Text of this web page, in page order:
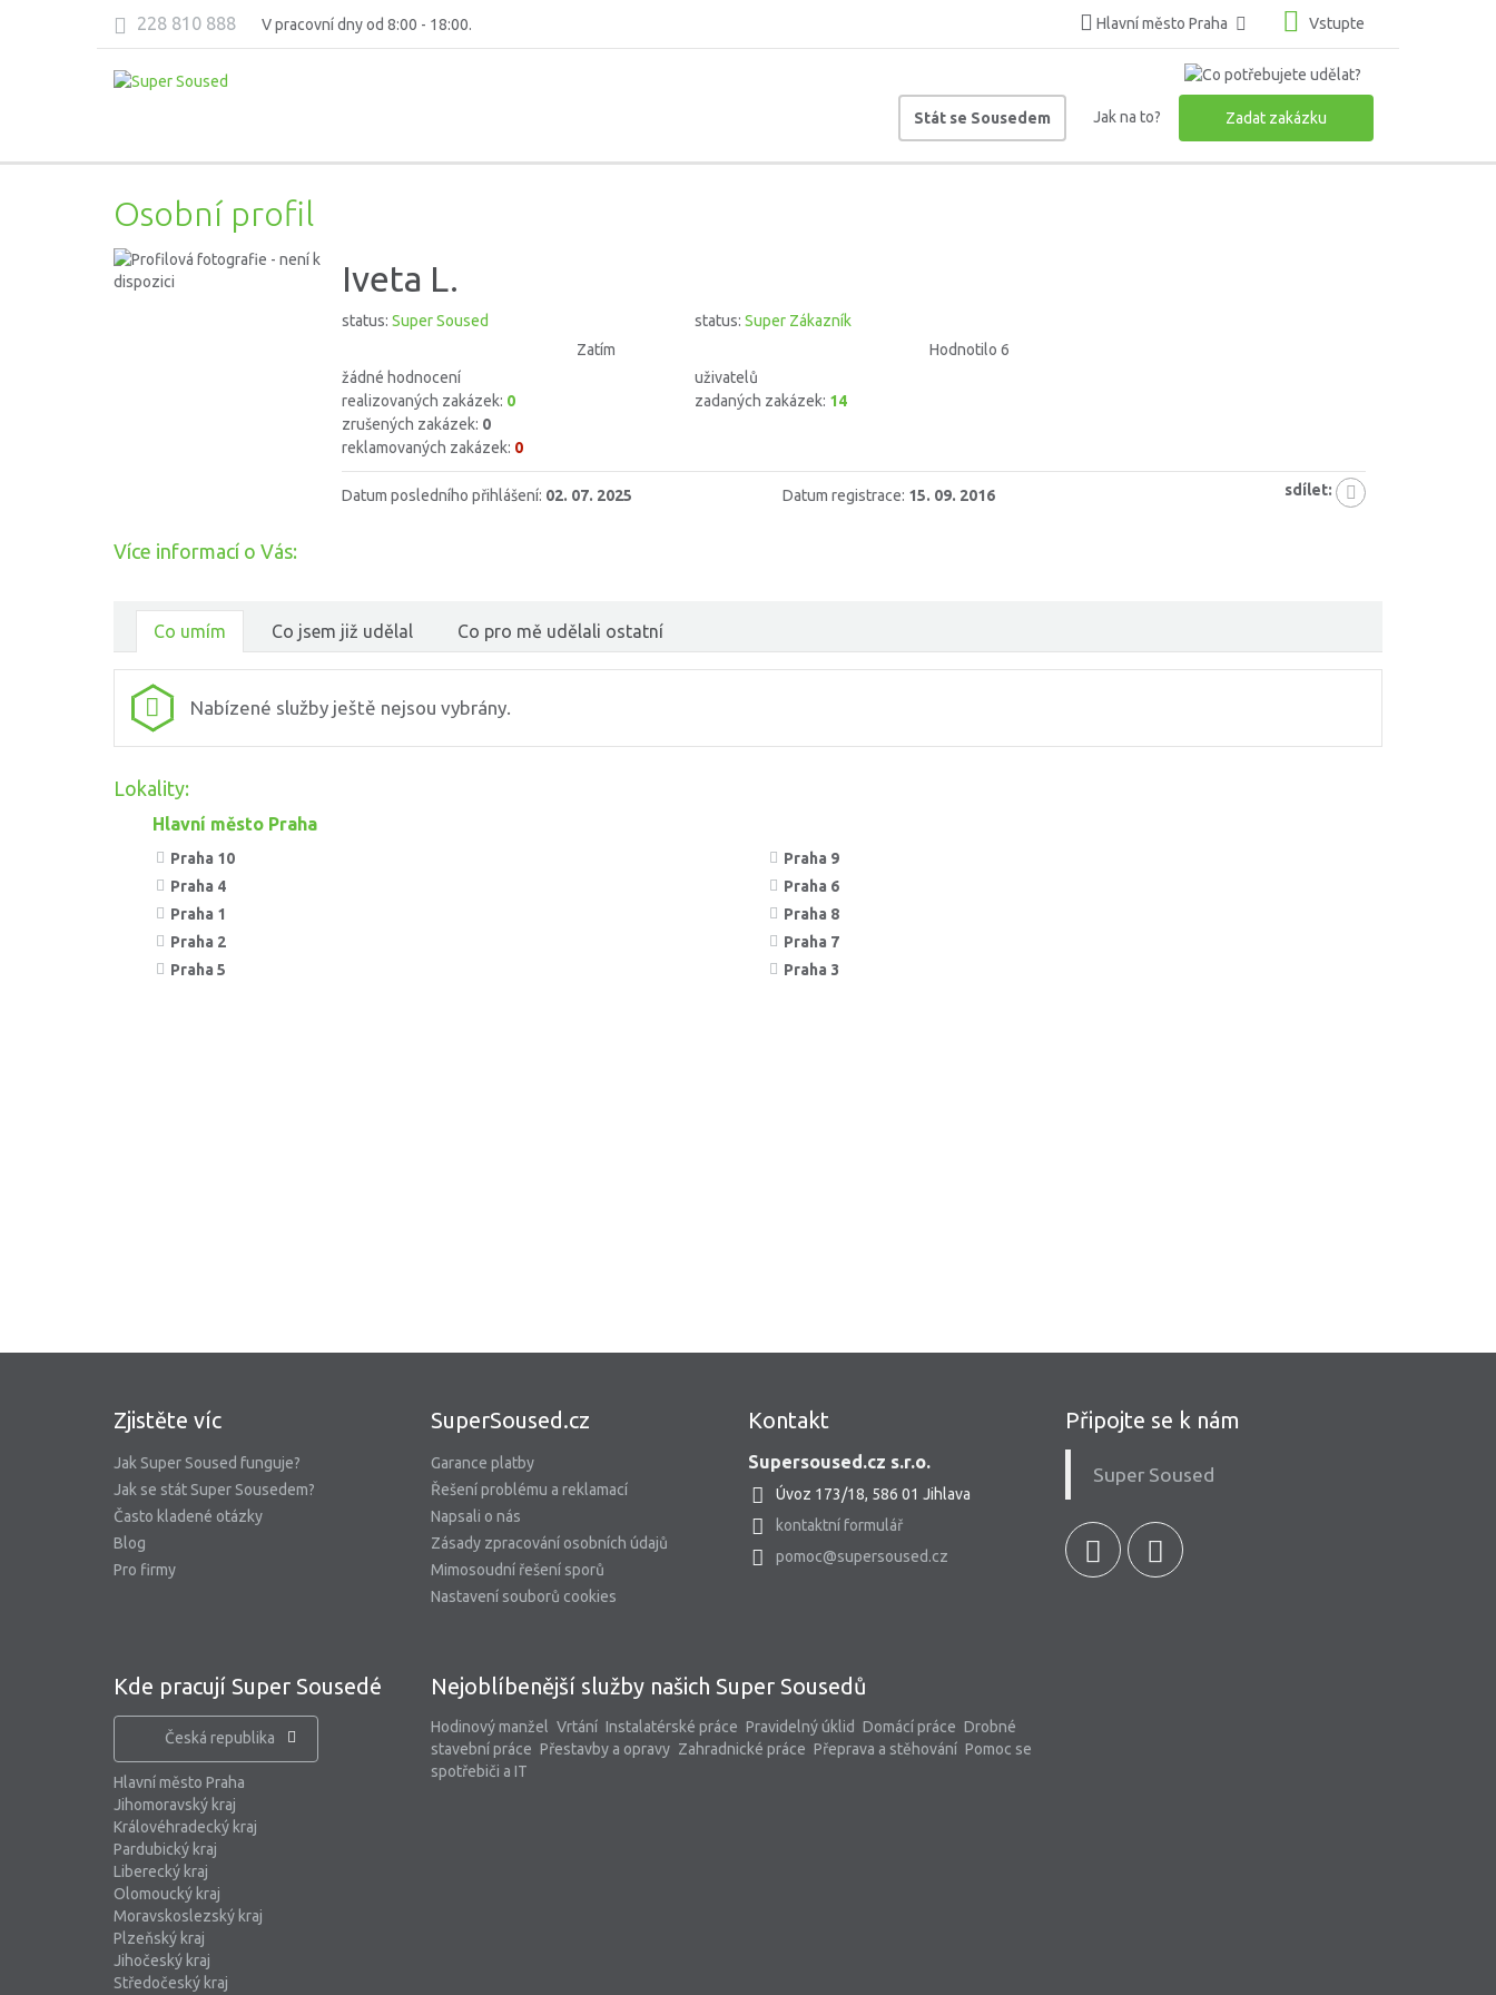
228 810 888 V pracovní dny od 8:00 - 18:00. Hlavní město Praha Vstupte
Stát se Sousedem Jak na to? Zadat zakázku
Osobní profil
Iveta L.
status: Super Soused
Zatím
žádné hodnocení
realizovaných zakázek: 0
zrušených zakázek: 0
reklamovaných zakázek: 0
status: Super Zákazník
Hodnotilo 6
uživatelů
zadaných zakázek: 14
Datum posledního přihlášení: 02. 07. 2025 Datum registrace: 15. 09. 2016 sdílet:
Více informací o Vás:
Co umím Co jsem již udělal Co pro mě udělali ostatní
Nabízené služby ještě nejsou vybrány.
Lokality:
Hlavní město Praha
Praha 10
Praha 4
Praha 1
Praha 2
Praha 5
Praha 9
Praha 6
Praha 8
Praha 7
Praha 3
Zjistěte víc
Jak Super Soused funguje?
Jak se stát Super Sousedem?
Často kladené otázky
Blog
Pro firmy
SuperSoused.cz
Garance platby
Řešení problému a reklamací
Napsali o nás
Zásady zpracování osobních údajů
Mimosoudní řešení sporů
Nastavení souborů cookies
Kontakt
Supersoused.cz s.r.o.
Úvoz 173/18, 586 01 Jihlava
kontaktní formulář
pomoc@supersoused.cz
Kde pracují Super Sousedé
Česká republika
Hlavní město Praha
Jihomoravský kraj
Královéhradecký kraj
Pardubický kraj
Liberecký kraj
Olomoucký kraj
Moravskoslezský kraj
Plzeňský kraj
Jihočeský kraj
Středočeský kraj
Nejoblíbenější služby našich Super Sousedů
Hodinový manžel Vrtání Instalatérské práce Pravidelný úklid Domácí práce Drobné
stavební práce Přestavby a opravy Zahradnické práce Přeprava a stěhování Pomoc se
spotřebiči a IT
Připojte se k nám
Super Soused